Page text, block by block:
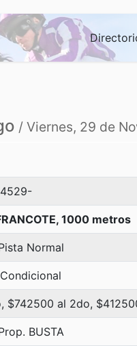
/ Viernes, 29 de
1000 metros
Normal
Condicional
$742500 al 2do,
BUSTA